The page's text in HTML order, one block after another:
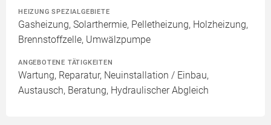
HEIZUNG SPEZIALGEBIETE
Gasheizung, Solarthermie, Pelletheizung, Holzheizung,
Brennstoffzelle, Umwälzpumpe
ANGEBOTENE TÄTIGKEITEN
Wartung, Reparatur, Neuinstallation / Einbau,
Austausch, Beratung, Hydraulischer Abgleich